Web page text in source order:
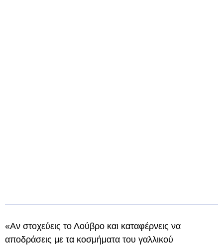
«Αν στοχεύεις το Λούβρο και καταφέρνεις να
αποδράσεις με τα κοσμήματα του γαλλικού